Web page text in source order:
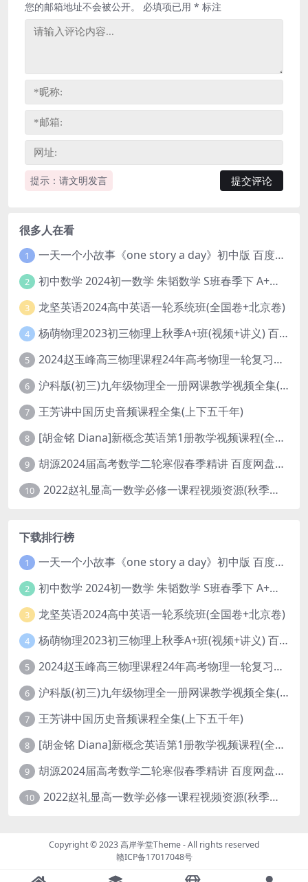
提示：请文明发言
您的邮箱地址不会被公开。 必填项已用 * 标注
很多人在看
1 一天一个小故事《one story a day》初中版 百度网盘分享下载
2 初中数学 2024初一数学 朱韬数学 S班春季下 A+班春季下 百度云网盘
3 龙坚英语2024高中英语一轮系统班(全国卷+北京卷)
4 杨萌物理2023初三物理上秋季A+班(视频+讲义) 百度网盘分享
5 2024赵玉峰高三物理课程24年高考物理一轮复习网课教程
6 沪科版(初三)九年级物理全一册网课教学视频全集(录播版 杜春雨 66讲)
7 王芳讲中国历史音频课程全集(上下五千年)
8 [胡金铭 Diana]新概念英语第1册教学视频课程(全集 百度网盘下载)
9 胡源2024届高考数学二轮寒假春季精讲 百度网盘分享
10 2022赵礼显高一数学必修一课程视频资源(秋季班 含讲义)百度网盘云
下载排行榜
1 一天一个小故事《one story a day》初中版 百度网盘分享下载
2 初中数学 2024初一数学 朱韬数学 S班春季下 A+班春季下 百度云网盘
3 龙坚英语2024高中英语一轮系统班(全国卷+北京卷)
4 杨萌物理2023初三物理上秋季A+班(视频+讲义) 百度网盘分享
5 2024赵玉峰高三物理课程24年高考物理一轮复习网课教程
6 沪科版(初三)九年级物理全一册网课教学视频全集(录播版 杜春雨 66讲)
7 王芳讲中国历史音频课程全集(上下五千年)
8 [胡金铭 Diana]新概念英语第1册教学视频课程(全集 百度网盘下载)
9 胡源2024届高考数学二轮寒假春季精讲 百度网盘分享
10 2022赵礼显高一数学必修一课程视频资源(秋季班 含讲义)百度网盘云
Copyright © 2023高岸学堂Theme- All rights reserved
赣ICP备17017048号